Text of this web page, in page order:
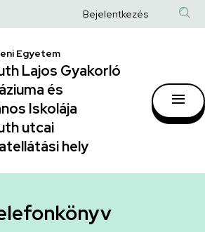
Anonim
fiók
Bejelentkezés
Egyetem
Lajos Gyakorló
és
Iskolája
utcai
hely